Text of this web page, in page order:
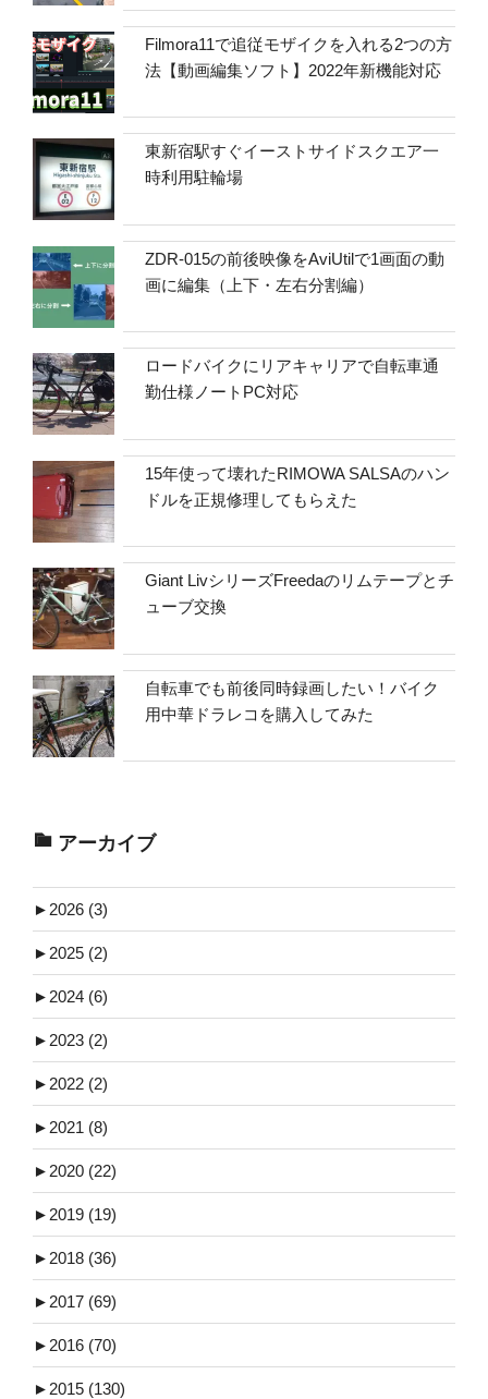
Filmora11で追従モザイクを入れる2つの方
法【動画編集ソフト】2022年新機能対応
東新宿駅すぐイーストサイドスクエア一
時利用駐輪場
ZDR-015の前後映像をAviUtilで1画面の動
画に編集（上下・左右分割編）
ロードバイクにリアキャリアで自転車通
勤仕様ノートPC対応
15年使って壊れたRIMOWA SALSAのハン
ドルを正規修理してもらえた
Giant LivシリーズFreedaのリムテープとチ
ューブ交換
自転車でも前後同時録画したい！バイク
用中華ドラレコを購入してみた
アーカイブ
► 2026 (3)
► 2025 (2)
► 2024 (6)
► 2023 (2)
► 2022 (2)
► 2021 (8)
► 2020 (22)
► 2019 (19)
► 2018 (36)
► 2017 (69)
► 2016 (70)
► 2015 (130)